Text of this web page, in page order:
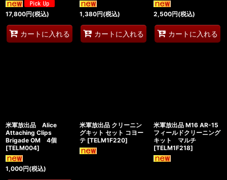
17,800円(税込)
カートに入れる
1,380円(税込)
カートに入れる
2,500円(税込)
カートに入れる
米軍放出品 Alice
Attaching Clips
Brigade OM 4個
[TELM004]
1,000円(税込)
米軍放出品 クリーニン
グキット セット コヨー
テ [TELM1F220]
米軍放出品 M16 AR-15
フィールドクリーニング
キット マルチ
[TELM1F218]